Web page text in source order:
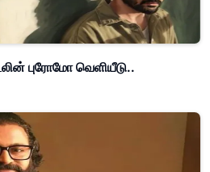
புரோமோ வெளியீடு..